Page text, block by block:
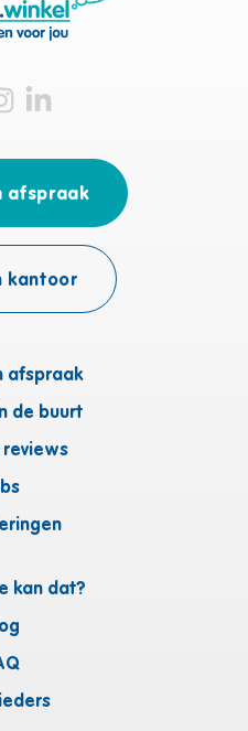
ons op Facebook
ons op Instagram
Bezoek ons op Linkedin
afspraak
de buurt
reviews
kan dat?
afspraak
kantoor